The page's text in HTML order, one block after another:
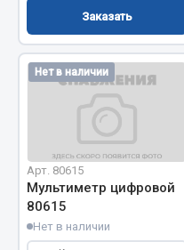
Весь раздел
Запчасти HOWO
Подвеска
Система питания
Система выпуска газа
Система охлаждения
Заказать
Нет в наличии
Арт. 80615
Мультиметр цифровой
80615
Нет в наличии